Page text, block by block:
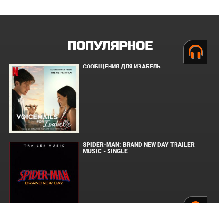
ПОПУЛЯРНОЕ
СООБЩЕНИЯ ДЛЯ ИЗАБЕЛЬ
SPIDER-MAN: BRAND NEW DAY TRAILER
MUSIC - SINGLE